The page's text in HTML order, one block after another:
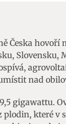
Česka
Slovensku,
nad
gigawattu.
které v